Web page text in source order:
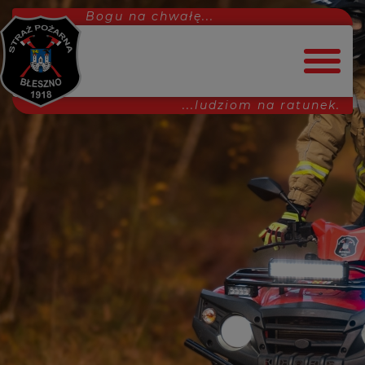
Bogu na chwałę...
Strona główna
Dołącz do nas!
Uroczystości
MDP
Projekty
Inne
...ludziom na ratunek.